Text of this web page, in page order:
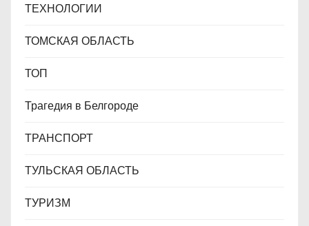
ТЕХНОЛОГИИ
ТОМСКАЯ ОБЛАСТЬ
ТОП
Трагедия в Белгороде
ТРАНСПОРТ
ТУЛЬСКАЯ ОБЛАСТЬ
ТУРИЗМ